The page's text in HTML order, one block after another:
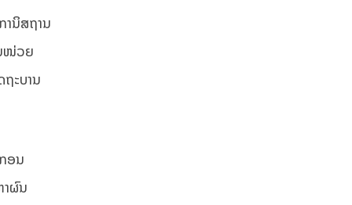
ານິສຖານ
ໜ່ວຍ
ະບານ
ອນ
ຜົນ